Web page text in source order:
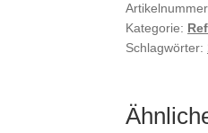
Kategorie:
Schlagwörter: